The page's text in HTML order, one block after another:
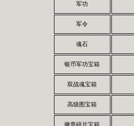
军功
军令
魂石
银币军功宝箱
双战魂宝箱
高级图宝箱